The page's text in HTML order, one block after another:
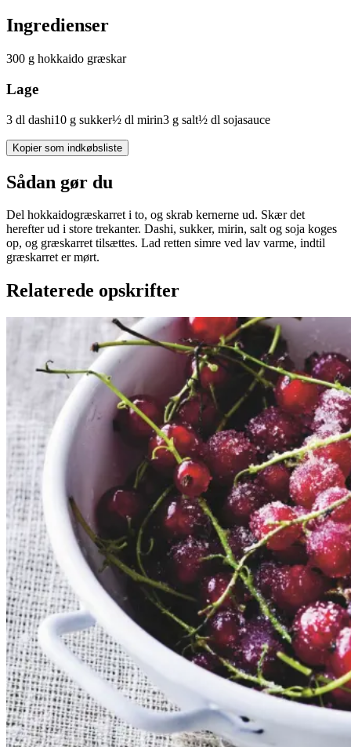
Ingredienser
300 g hokkaido græskar
Lage
3 dl dashi10 g sukker½ dl mirin3 g salt½ dl sojasauce
Kopier som indkøbsliste
Sådan gør du
Del hokkaidogræskarret i to, og skrab kernerne ud. Skær det
herefter ud i store trekanter. Dashi, sukker, mirin, salt og soja koges
op, og græskarret tilsættes. Lad retten simre ved lav varme, indtil
græskarret er mørt.
Relaterede opskrifter
Rysteribs Rysteribs
Gem opskrift
Dessert
Dansk mad
Sommermad
De rødlige bær er en sand
sommerklassiker. De har en frisk
og syrlig smag, som når de koges
op med sukker, udgør et dejligt
tilbehør til søde sager. De kan
serveres både til is, en kage eller
bare med letpisket flødeskum eller
skyr rørt lind med lidt mælk.